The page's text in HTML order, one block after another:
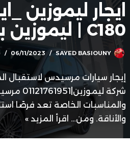
ايجار ليموزين
C180 | ليموزين بداية
SAYED BASIOUNY
06/11/2023
إيجار سيارات مرسيدس لاستقبال
شركة
والمناسبات الخاصة تعد فرصًا
والأناقة. ومن… اقرأ المزيد »